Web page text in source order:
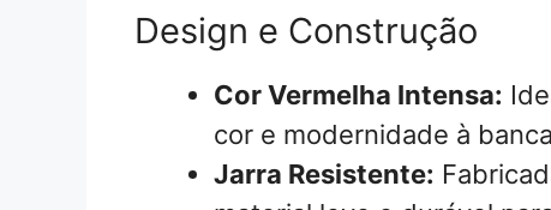
Design e Construção
Cor Vermelha Intensa:
cor e modernidade à
Jarra Resistente: